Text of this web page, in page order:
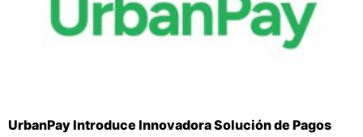
UrbanPay Introduce Innovadora Solución de Pagos